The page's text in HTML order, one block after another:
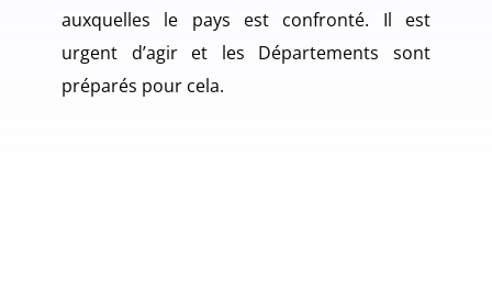
auxquelles le pays est confronté. Il est
urgent d’agir et les Départements sont
préparés pour cela.